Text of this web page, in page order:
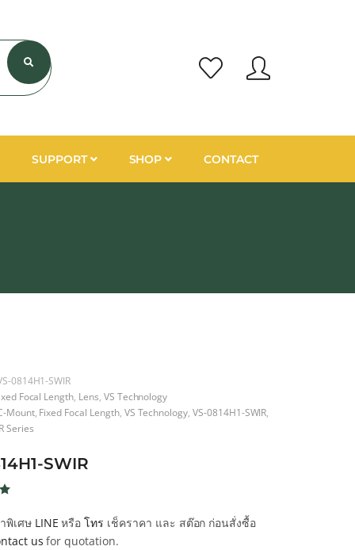
SUPPORT SHOP CONTACT
0814H1-SWIR
Focal Length Lens VS Technology
Mount, Fixed Focal Length, VS Technology ,VS-0814H1-SWIR
Series
SWIR
พิเศษ LINE หรือโทร เช็คราคา และ สต๊อก ก่อนสั่งซื้อ
us for quotation.